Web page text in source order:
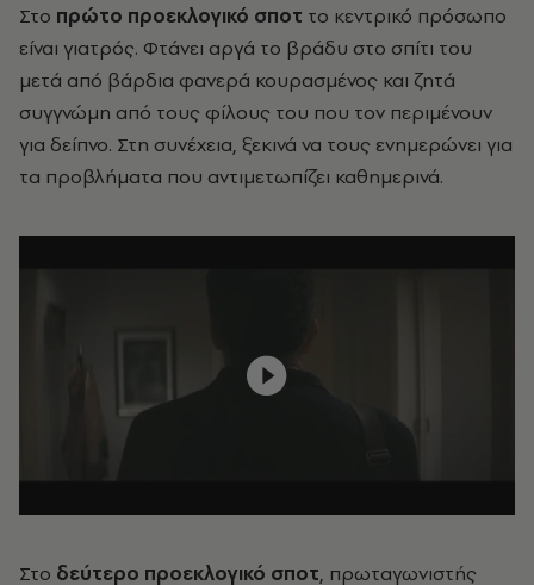
Στο πρώτο προεκλογικό σποτ το κεντρικό πρόσωπο
είναι γιατρός. Φτάνει αργά το βράδυ στο σπίτι του
μετά από βάρδια φανερά κουρασμένος και ζητά
συγγνώμη από τους φίλους του που τον περιμένουν
για δείπνο. Στη συνέχεια, ξεκινά να τους ενημερώνει για
τα προβλήματα που αντιμετωπίζει καθημερινά.
Στο δεύτερο προεκλογικό σποτ, πρωταγωνιστής